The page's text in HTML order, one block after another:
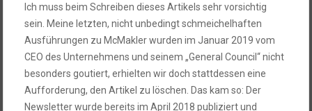
Ich muss beim Schreiben dieses Artikels sehr vorsichtig
sein. Meine letzten, nicht unbedingt schmeichelhaften
Ausführungen zu McMakler wurden im Januar 2019 vom
CEO des Unternehmens und seinem „General Council“ nicht
besonders goutiert, erhielten wir doch stattdessen eine
Aufforderung, den Artikel zu löschen. Das kam so: Der
Newsletter wurde bereits im April 2018 publiziert und